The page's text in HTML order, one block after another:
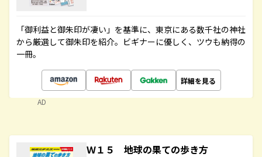
「御利益と御朱印が凄い」を基準に、東京にある数千社の神社
から厳選して御朱印を紹介。ビギナーに優しく、ツウも納得の
一冊。
詳細を見る
AD
Ｗ１５ 地球の果ての歩き方